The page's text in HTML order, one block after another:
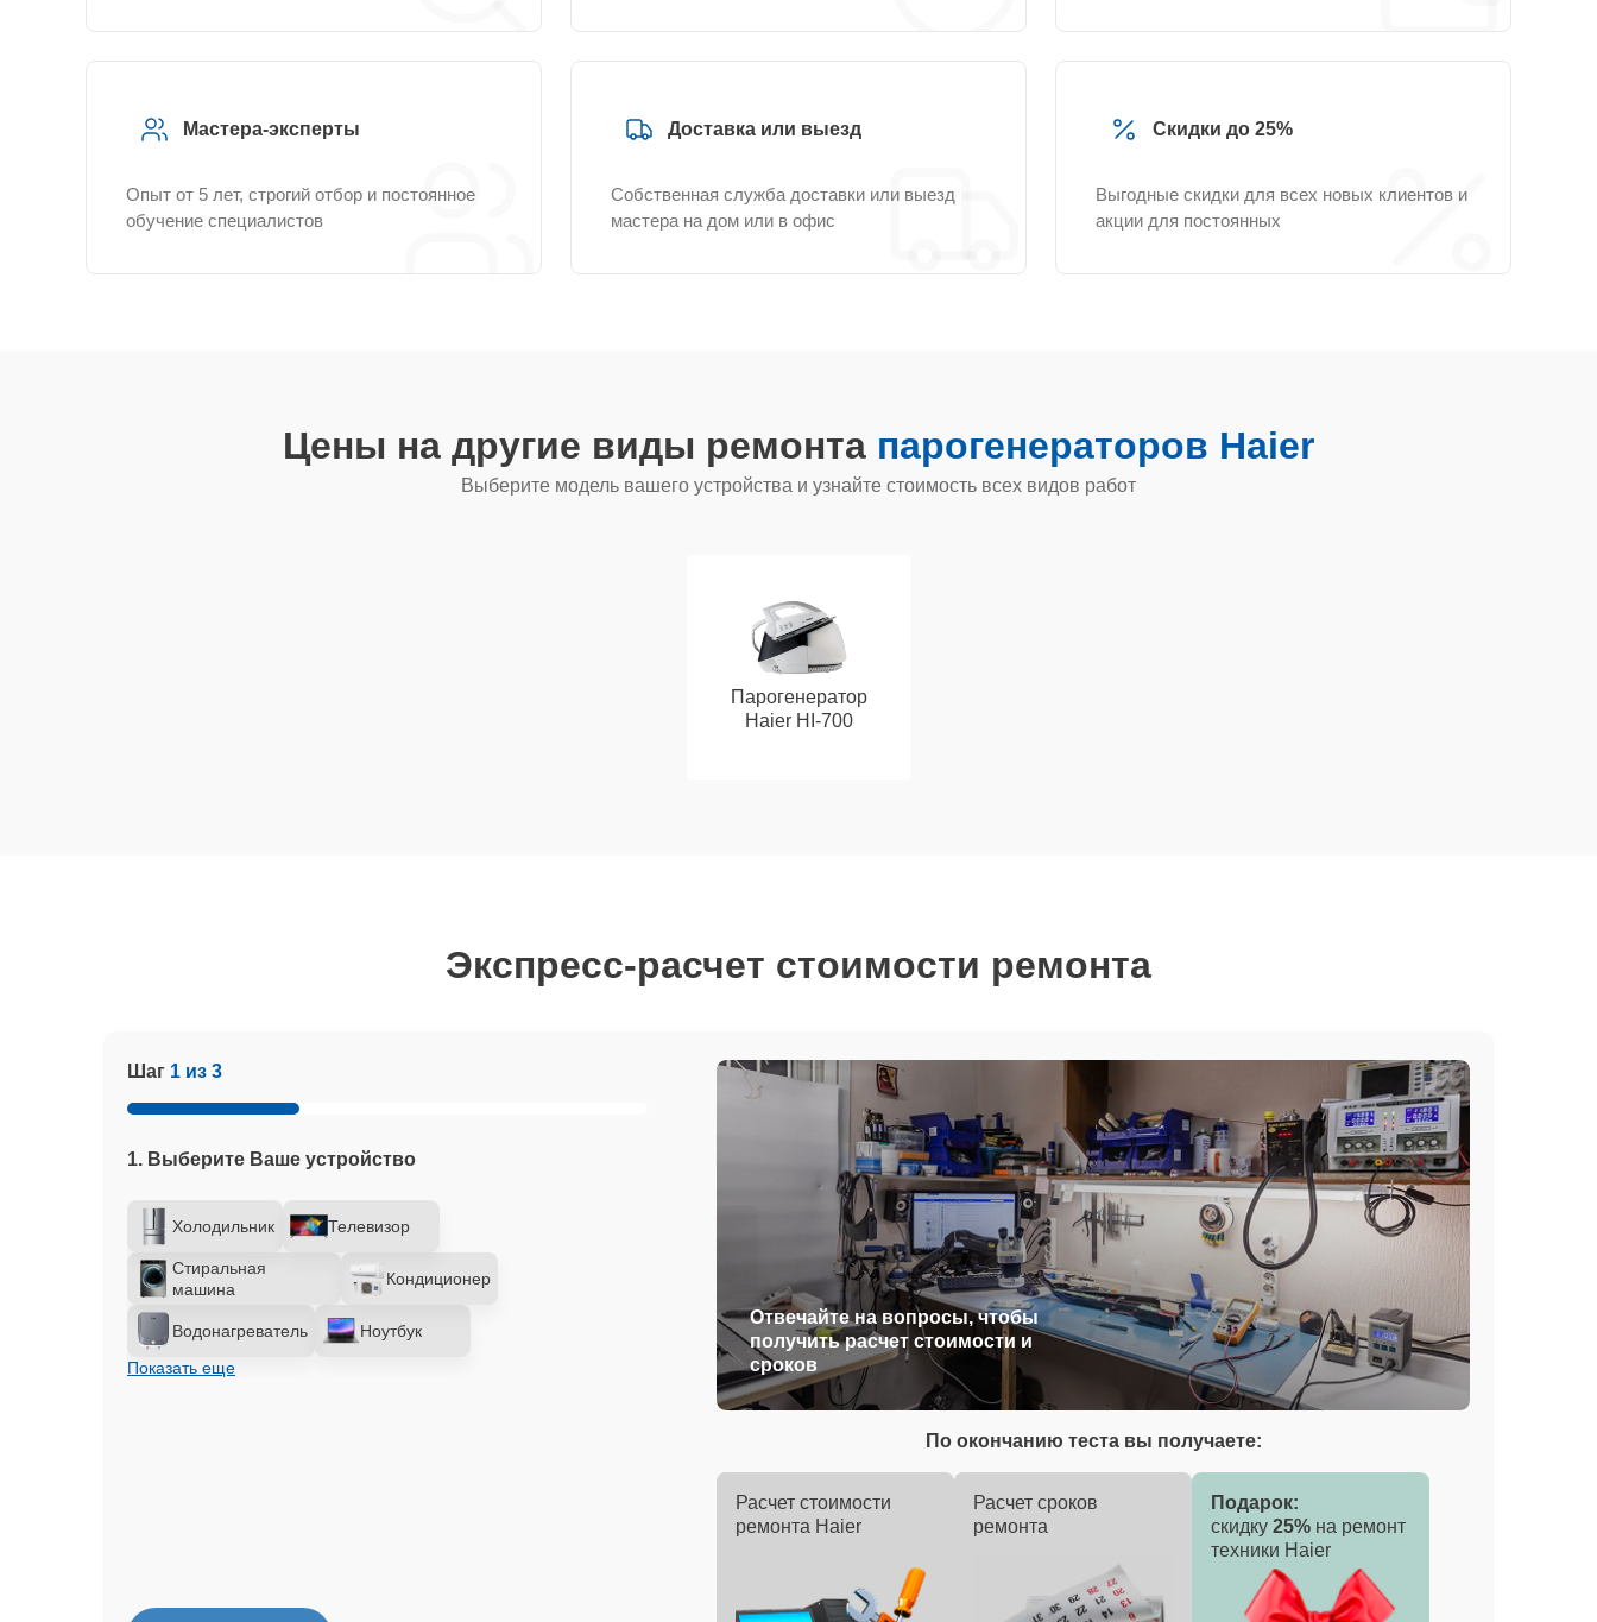
Мастера-эксперты
Опыт от 5 лет, строгий отбор и постоянное
обучение специалистов
Доставка или выезд
Собственная служба доставки или выезд
мастера на дом или в офис
Скидки до 25%
Выгодные скидки для всех новых клиентов и
акции для постоянных
Цены на другие виды ремонта парогенераторов Haier
Выберите модель вашего устройства и узнайте стоимость всех видов работ
Парогенератор
Haier HI-700
Экспресс-расчет стоимости ремонта
Шаг 1 из 3
1. Выберите Ваше устройство
Холодильник Телевизор
Стиральная
машина
Кондиционер
Водонагреватель
Ноутбук
Показать еще
Отвечайте на вопросы, чтобы
получить расчет стоимости и
сроков
По окончанию теста вы получаете:
Расчет стоимости
ремонта Haier
Расчет сроков
ремонта
Подарок:
скидку 25% на ремонт
техники Haier